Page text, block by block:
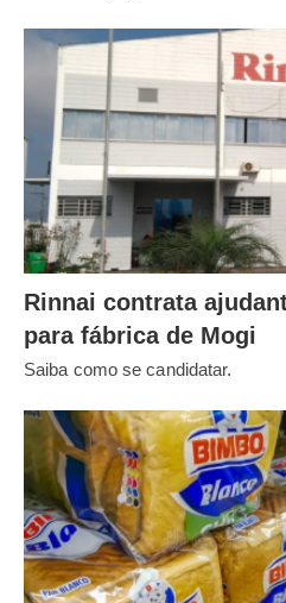
Rinnai contrata
para fábrica de Mogi
Saiba como se candidatar.